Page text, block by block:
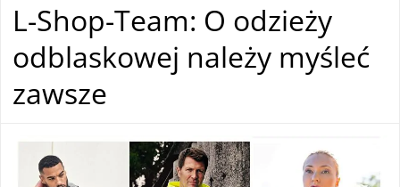
L-Shop-Team: O odzieży
odblaskowej należy myśleć
zawsze